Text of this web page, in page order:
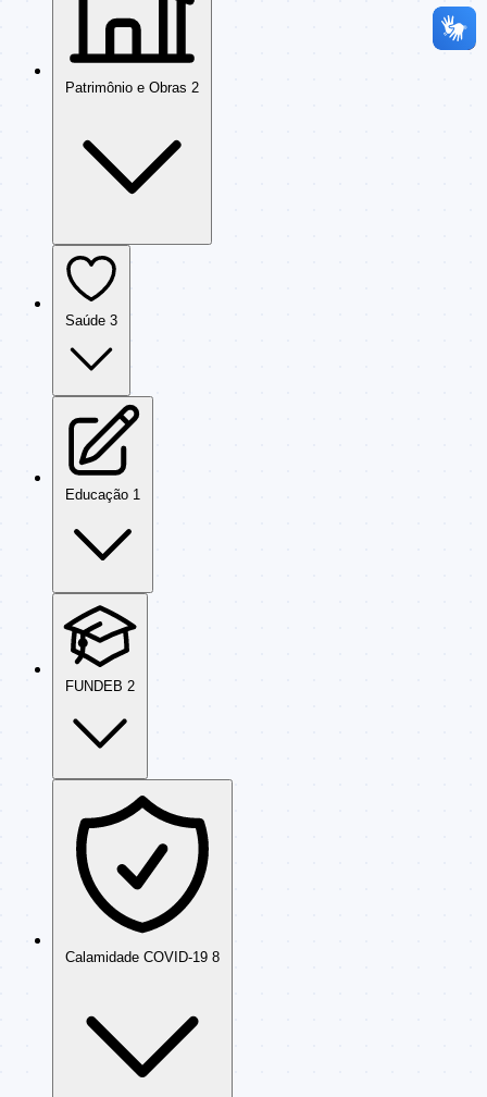
Patrimônio e Obras 2
Saúde 3
Educação 1
FUNDEB 2
Calamidade COVID-19 8